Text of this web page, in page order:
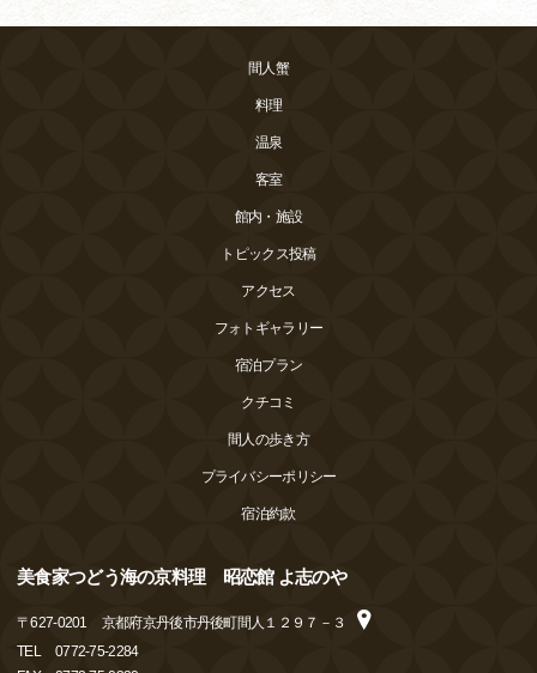
間人蟹
料理
温泉
客室
館内・施設
トピックス投稿
アクセス
フォトギャラリー
宿泊プラン
クチコミ
間人の歩き方
プライバシーポリシー
宿泊約款
美食家つどう海の京料理 昭恋館 よ志のや
〒627-0201
京都府京丹後市丹後町間人１２９７－３
TEL
0772-75-2284